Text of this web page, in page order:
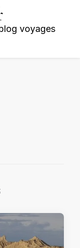
voyages